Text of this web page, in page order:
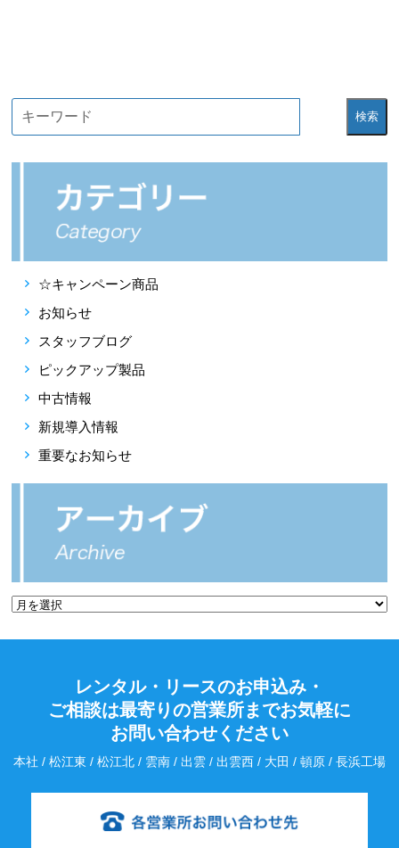
検索
☆キャンペーン商品
お知らせ
スタッフブログ
ピックアップ製品
中古情報
新規導入情報
重要なお知らせ
レンタル・リースのお申込み・
ご相談は最寄りの営業所までお気軽に
お問い合わせください
本社 / 松江東 / 松江北 / 雲南 / 出雲 / 出雲西 / 大田 / 頓原 / 長浜工場